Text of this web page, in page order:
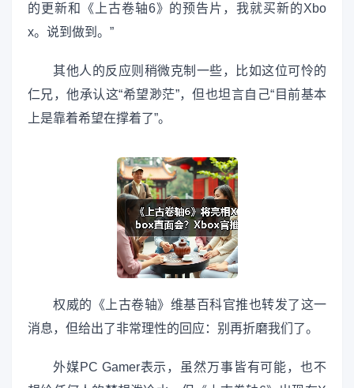
的更新和《上古卷轴6》的预告片，我就买新的Xbo
x。说到做到。”
其他人的反应则稍微克制一些，比如这位可怜的
仁兄，他承认这“希望渺茫”，但也坦言自己“目前基本
上是靠着希望在撑着了”。
权威的《上古卷轴》维基百科官推也转发了这一
消息，但给出了非常理性的回应：别再折磨我们了。
外媒PC Gamer表示，虽然万事皆有可能，也不